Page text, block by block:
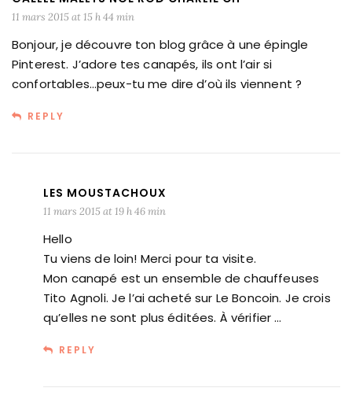
11 mars 2015 at 15 h 44 min
Bonjour, je découvre ton blog grâce à une épingle
Pinterest. J’adore tes canapés, ils ont l’air si
confortables…peux-tu me dire d’où ils viennent ?
REPLY
LES MOUSTACHOUX
11 mars 2015 at 19 h 46 min
Hello
Tu viens de loin! Merci pour ta visite.
Mon canapé est un ensemble de chauffeuses
Tito Agnoli. Je l’ai acheté sur Le Boncoin. Je crois
qu’elles ne sont plus éditées. À vérifier …
REPLY